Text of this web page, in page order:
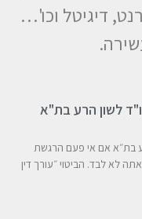
דיגיטל וכו'…
לשון הרע בת"א
בת״א אם אי פעם הרגשת
לא לבד. הביטוי ״עורך דין